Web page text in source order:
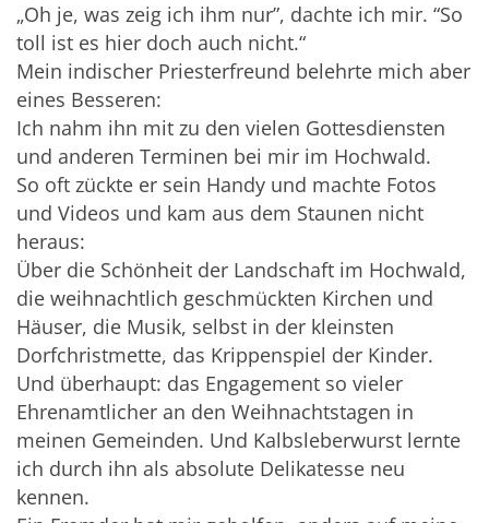
„Oh je, was zeig ich ihm nur”, dachte ich mir. “So
toll ist es hier doch auch nicht.“
Mein indischer Priesterfreund belehrte mich aber
eines Besseren:
Ich nahm ihn mit zu den vielen Gottesdiensten
und anderen Terminen bei mir im Hochwald.
So oft zückte er sein Handy und machte Fotos
und Videos und kam aus dem Staunen nicht
heraus:
Über die Schönheit der Landschaft im Hochwald,
die weihnachtlich geschmückten Kirchen und
Häuser, die Musik, selbst in der kleinsten
Dorfchristmette, das Krippenspiel der Kinder.
Und überhaupt: das Engagement so vieler
Ehrenamtlicher an den Weihnachtstagen in
meinen Gemeinden. Und Kalbsleberwurst lernte
ich durch ihn als absolute Delikatesse neu
kennen.